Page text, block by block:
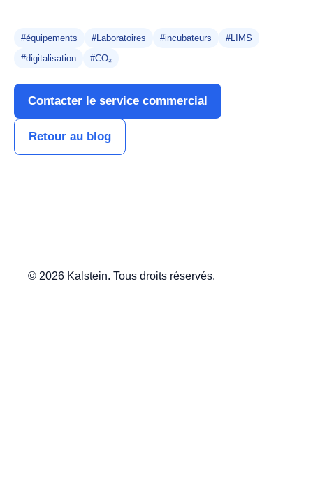
#équipements #Laboratoires #incubateurs
#LIMS
#digitalisation
#CO₂
Contacter le service commercial
Retour au blog
© 2026 Kalstein. Tous droits réservés.